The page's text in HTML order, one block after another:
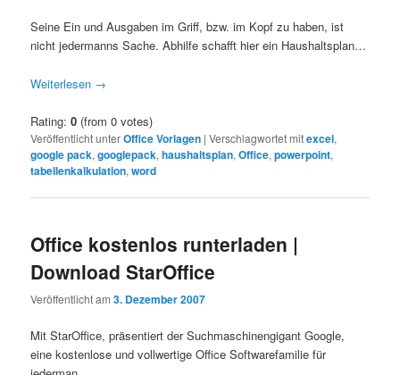
Seine Ein und Ausgaben im Griff, bzw. im Kopf zu haben, ist
nicht jedermanns Sache. Abhilfe schafft hier ein Haushaltsplan…
Weiterlesen →
Rating:0 (from 0 votes)
Veröffentlicht unterOffice Vorlagen |Verschlagwortet mitexcel,
google pack,googlepack,haushaltsplan,Office,powerpoint,
tabellenkalkulation,word
Office kostenlos runterladen |
Download StarOffice
Veröffentlicht am3. Dezember 2007
Mit StarOffice, präsentiert der Suchmaschinengigant Google,
eine kostenlose und vollwertige Office Softwarefamilie für